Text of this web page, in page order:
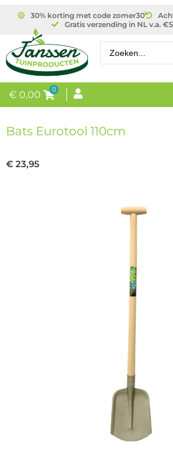
30% korting met code zomer30
Gratis verzending in NL v.a.
€ 0,00 0
Bats Eurotool 110cm
€ 23,95